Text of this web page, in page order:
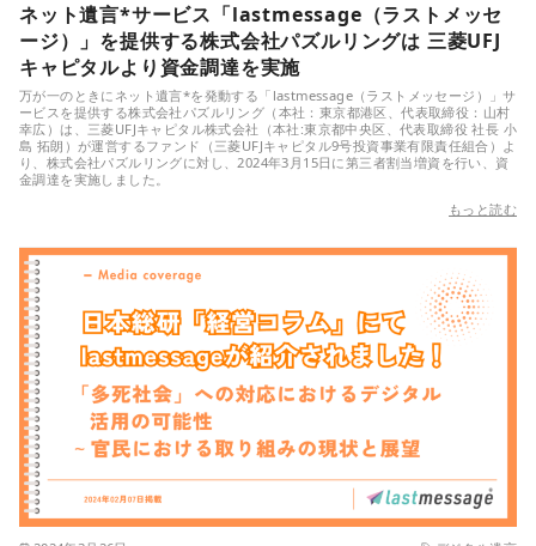
ネット遺言*サービス「lastmessage（ラストメッセ
ージ）」を提供する株式会社パズルリングは 三菱UFJ
キャピタルより資金調達を実施
万が一のときにネット遺言*を発動する「lastmessage（ラストメッセージ）」サ
ービスを提供する株式会社パズルリング（本社：東京都港区、代表取締役：山村
幸広）は、三菱UFJキャピタル株式会社（本社:東京都中央区、代表取締役 社長 小
島 拓朗）が運営するファンド（三菱UFJキャピタル9号投資事業有限責任組合）よ
り、株式会社パズルリングに対し、2024年3月15日に第三者割当増資を行い、資
金調達を実施しました。
もっと読む